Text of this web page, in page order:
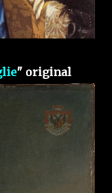
" original